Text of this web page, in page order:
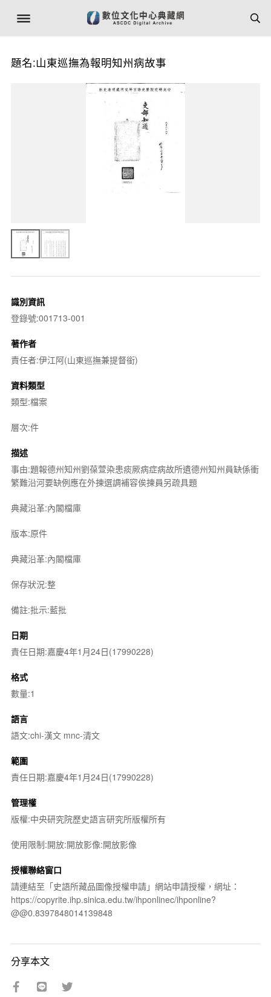
題名:山東巡撫為報明知州病故事
識別資訊
登錄號:001713-001
著作者
責任者:伊江阿(山東巡撫兼提督銜)
資料類型
類型:檔案
層次:件
描述
事由:題報德州知州劉葆萱染患痰厥病症病故所遺德州知州員缺係衝
繁難沿河要缺例應在外揀選調補容俟揀員另疏具題
典藏沿革:內閣檔庫
版本:原件
典藏沿革:內閣檔庫
保存狀況:整
備註:批示:藍批
日期
責任日期:嘉慶4年1月24日(17990228)
格式
數量:1
語言
語文:chi-漢文 mnc-清文
範圍
責任日期:嘉慶4年1月24日(17990228)
管理權
版權:中央研究院歷史語言研究所版權所有
使用限制:開放:開放影像:開放影像
授權聯絡窗口
請連結至「史語所藏品圖像授權申請」網站申請授權，網址：
https://copyrite.ihp.sinica.edu.tw/ihponlinec/ihponline?
@@0.8397848014139848
分享本文